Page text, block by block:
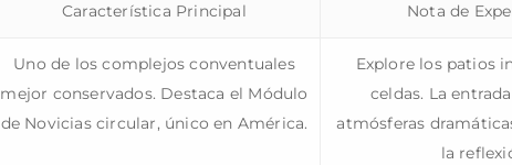
Característica Principal Nota de
Uno de los complejos conventuales
mejor conservados. Destaca el Módulo
de Novicias circular, único en América.
Explore los patios
celdas. La
atmósferas
la